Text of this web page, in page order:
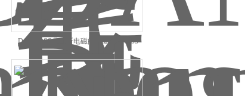
DANFOSS丹佛斯电磁阀线圈018F6193